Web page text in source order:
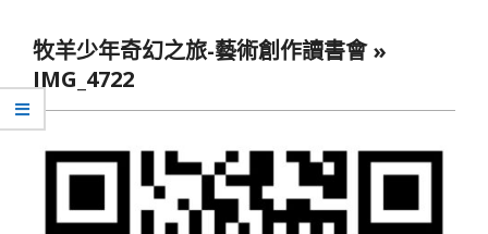
與
你
一
起
牧羊少年奇幻之旅-藝術創作讀書會 »
IMG_4722